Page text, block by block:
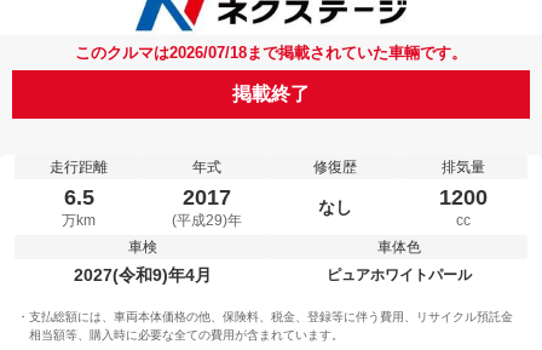
このクルマは2026/07/18まで掲載されていた車輛です。
掲載終了
走行距離
6.5
万km
年式
2017
(平成29)年
修復歴
なし
排気量
1200
cc
車検
2027(令和9)年4月
車体色
ピュアホワイトパール
支払総額には、車両本体価格の他、保険料、税金、登録等に伴う費用、リサイクル預託金
相当額等、購入時に必要な全ての費用が含まれています。